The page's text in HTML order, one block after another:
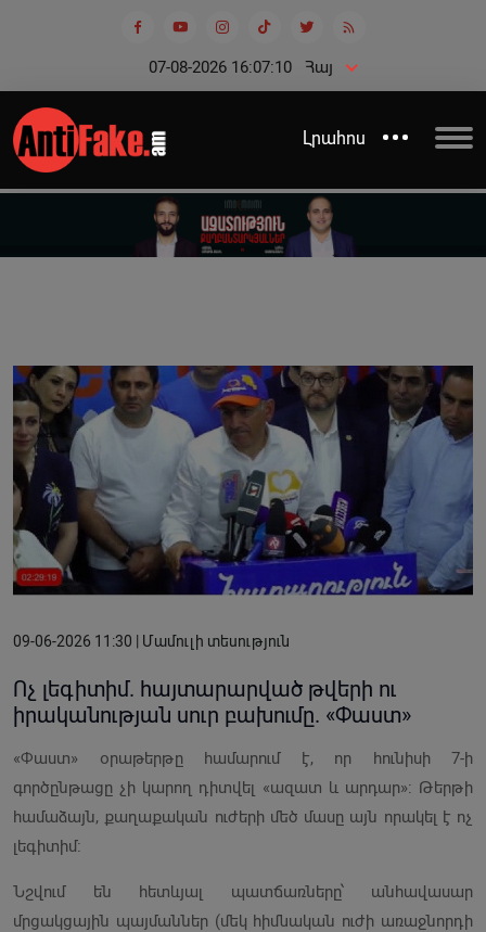
07-08-2026 16:07:10 Հայ
Լրահոս
09-06-2026 11:30 | Մամուլի տեսություն
Ոչ լեգիտիմ. հայտարարված թվերի ու
իրականության սուր բախումը. «Փաստ»
«Փաստ» օրաթերթը համարում է, որ հունիսի 7-ի
գործընթացը չի կարող դիտվել «ազատ և արդար»: Թերթի
համաձայն, քաղաքական ուժերի մեծ մասը այն որակել է ոչ
լեգիտիմ։
Նշվում են հետևյալ պատճառները՝ անհավասար
մրցակցային պայմաններ (մեկ հիմնական ուժի առաջնորդի